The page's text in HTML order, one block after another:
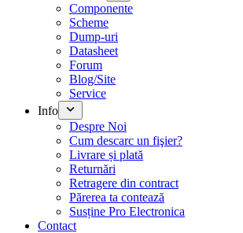
Componente
Scheme
Dump-uri
Datasheet
Forum
Blog/Site
Service
Info
Despre Noi
Cum descarc un fişier?
Livrare și plată
Returnări
Retragere din contract
Părerea ta contează
Susține Pro Electronica
Contact